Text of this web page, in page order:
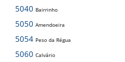
5040 Bairrinho
5050 Amendoeira
5054 Peso da Régua
5060 Calvário